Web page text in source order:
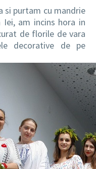
si purtam cu mandrie
Iei, am incins hora in
de florile de vara
decorative de pe